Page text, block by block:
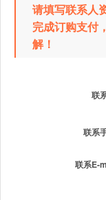
请填写联系人
完成订购支付
解！
联
联系
联系E-